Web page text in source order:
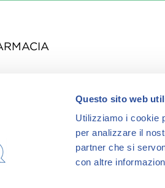
Questo sito web
Utilizziamo i cookie
per analizzare il
partner che si
con altre